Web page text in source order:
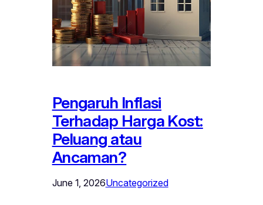
Pengaruh Inflasi
Terhadap Harga Kost:
Peluang atau
Ancaman?
June 1, 2026Uncategorized